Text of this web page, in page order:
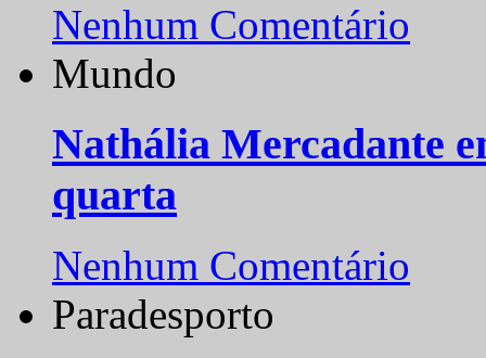
Nenhum Comentário
Mundo
Nathália Mercadante
quarta
Nenhum Comentário
Paradesporto